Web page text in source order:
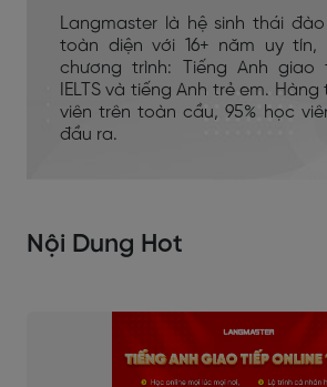
Langmaster là hệ sinh thái
toàn diện với 16+ năm uy
chương trình: Tiếng Anh giao
IELTS và tiếng Anh trẻ em.
viên trên toàn cầu, 95% học
đầu ra.
Nội Dung Hot